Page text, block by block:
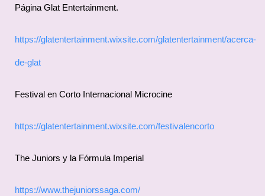
Página Glat Entertainment.
https://glatentertainment.wixsite.com/glatentertainment/acerca-
de-glat
Festival en Corto Internacional Microcine
https://glatentertainment.wixsite.com/festivalencorto
The Juniors y la Fórmula Imperial
https://www.thejuniorssaga.com/